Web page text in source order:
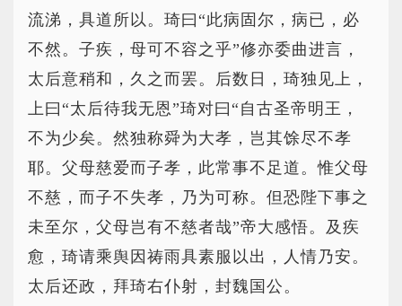
流涕，具道所以。琦曰“此病固尔，病已，必
不然。子疾，母可不容之乎”修亦委曲进言，
太后意稍和，久之而罢。后数日，琦独见上，
上曰“太后待我无恩”琦对曰“自古圣帝明王，
不为少矣。然独称舜为大孝，岂其馀尽不孝
耶。父母慈爱而子孝，此常事不足道。惟父母
不慈，而子不失孝，乃为可称。但恐陛下事之
未至尔，父母岂有不慈者哉”帝大感悟。及疾
愈，琦请乘舆因祷雨具素服以出，人情乃安。
太后还政，拜琦右仆射，封魏国公。